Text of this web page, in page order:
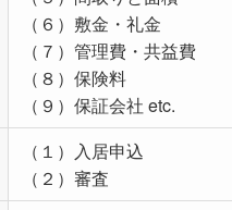
（６）敷金・礼金
（７）管理費・共益費
（８）保険料
（９）保証会社 etc.
（１）入居申込
（２）審査